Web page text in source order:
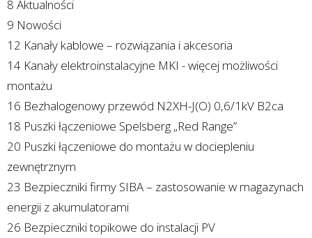
8 Aktualności
9 Nowości
12 Kanały kablowe – rozwiązania i akcesoria
14 Kanały elektroinstalacyjne MKI - więcej możliwości
montażu
16 Bezhalogenowy przewód N2XH-J(O) 0,6/1kV B2ca
18 Puszki łączeniowe Spelsberg „Red Range”
20 Puszki łączeniowe do montażu w dociepleniu
zewnętrznym
23 Bezpieczniki firmy SIBA – zastosowanie w magazynach
energii z akumulatorami
26 Bezpieczniki topikowe do instalacji PV